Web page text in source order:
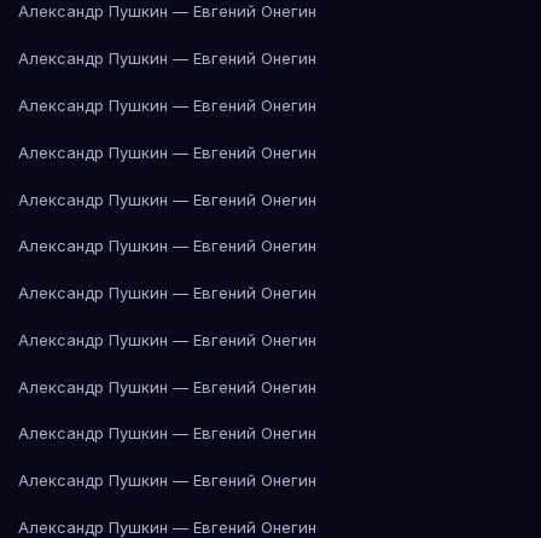
Александр Пушкин — Евгений Онегин
Александр Пушкин — Евгений Онегин
Александр Пушкин — Евгений Онегин
Александр Пушкин — Евгений Онегин
Александр Пушкин — Евгений Онегин
Александр Пушкин — Евгений Онегин
Александр Пушкин — Евгений Онегин
Александр Пушкин — Евгений Онегин
Александр Пушкин — Евгений Онегин
Александр Пушкин — Евгений Онегин
Александр Пушкин — Евгений Онегин
Александр Пушкин — Евгений Онегин